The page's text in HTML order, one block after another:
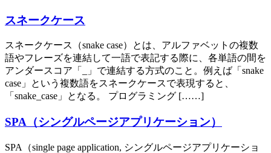
スネークケース
スネークケース（snake case）とは、アルファベットの複数
語やフレーズを連結して一語で表記する際に、各単語の間を
アンダースコア「_」で連結する方式のこと。例えば「snake
case」という複数語をスネークケースで表現すると、
「snake_case」となる。 プログラミング [……]
SPA（シングルページアプリケーション）
SPA（single page application, シングルページアプリケーショ